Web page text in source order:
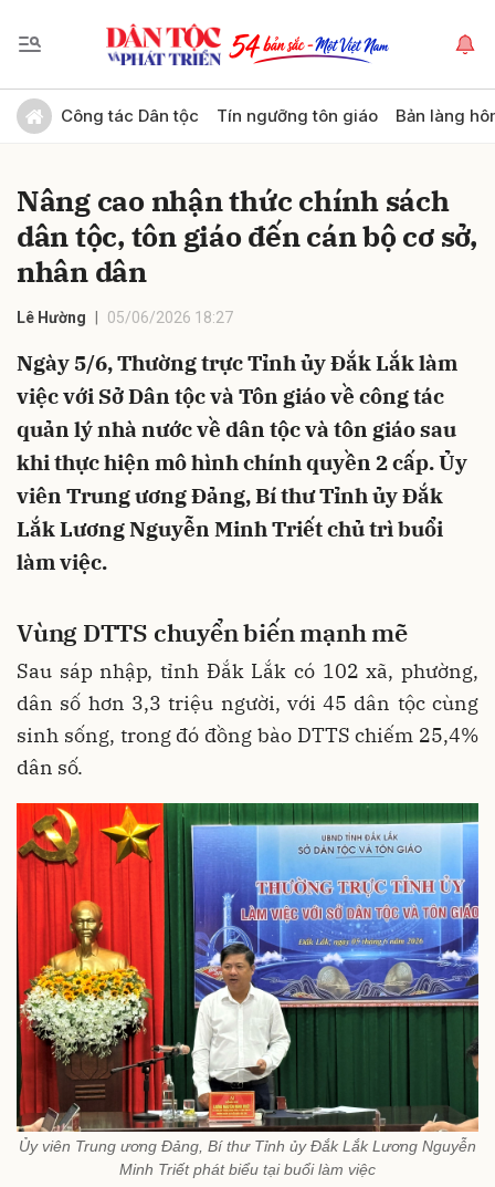
Công tác Dân tộc Tín ngưỡng tôn giáo Bản làng
Nâng cao nhận thức chính sách
dân tộc, tôn giáo đến cán bộ cơ sở,
nhân dân
Lê Hường 05/06/2026 18:27
Ngày 5/6, Thường trực Tỉnh ủy Đắk Lắk làm
việc với Sở Dân tộc và Tôn giáo về công tác
quản lý nhà nước về dân tộc và tôn giáo sau
khi thực hiện mô hình chính quyền 2 cấp. Ủy
viên Trung ương Đảng, Bí thư Tỉnh ủy Đắk
Lắk Lương Nguyễn Minh Triết chủ trì buổi
làm việc.
Vùng DTTS chuyểnbiếnmạnhmẽ
Sau sáp nhập, tỉnh Đắk Lắk có 102 xã, phường,
dân số hơn 3,3 triệu người, với 45 dân tộc cùng
sinh sống, trong đó đồng bào DTTS chiếm 25,4%
dân số.
Ủy viên Trung ương Đảng, Bí thư Tỉnh ủy Đắk Lắk Lương Nguyễn
Minh Triết phát biểu tại buổi làm việc
Gửi bình luận